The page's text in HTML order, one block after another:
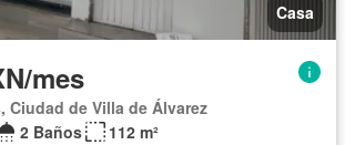
Casa
mes
Ciudad de Villa de Álvarez
2 Baños
112 m²